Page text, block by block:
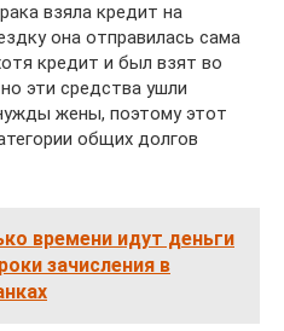
взяла кредит на
она отправилась сама
кредит и был взят во
эти средства ушли
жены, поэтому этот
общих долгов
времени идут деньги
зачисления в